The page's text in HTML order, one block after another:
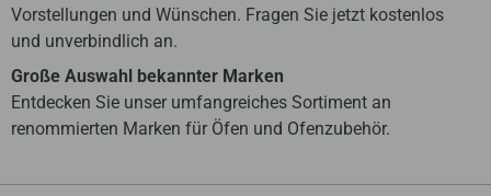
Vorstellungen und Wünschen. Fragen Sie jetzt kostenlos
und unverbindlich an.
Große Auswahl bekannter Marken
Entdecken Sie unser umfangreiches Sortiment an
renommierten Marken für Öfen und Ofenzubehör.